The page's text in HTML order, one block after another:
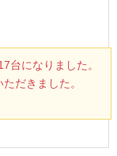
台になりました。
だきました。